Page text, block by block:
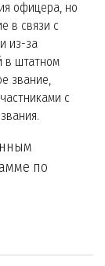
офицера, но
в связи с
из-за
в штатном
звание,
с
по